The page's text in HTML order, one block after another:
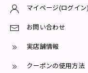
マイページ(ログイン)
お問い合わせ
実店舗情報
クーポンの使用方法